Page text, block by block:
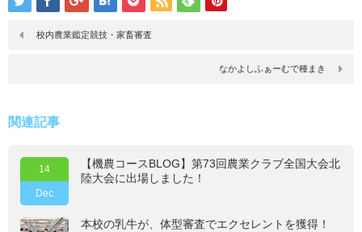
校内農業鑑定競技・家畜審査
なかよしふぁーむで種まき
関連記事
14
Dec
【機農コースBLOG】第73回農業クラブ全国大会北
陸大会に出場しました！
本校の乳牛が、体型審査でエクセレントを獲得！